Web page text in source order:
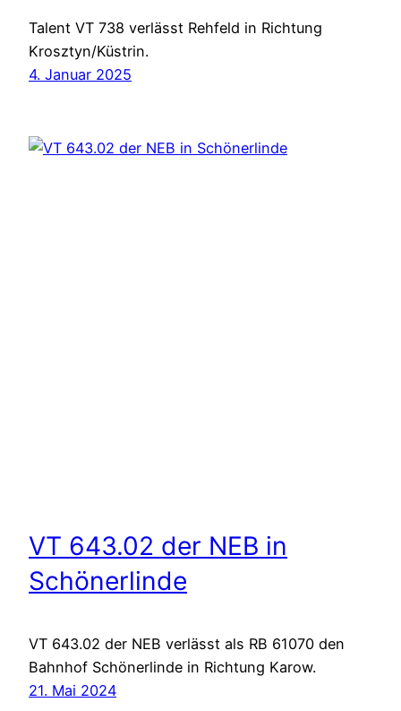
Talent VT 738 verlässt Rehfeld in Richtung
Krosztyn/Küstrin.
4. Januar 2025
VT 643.02 der NEB in
Schönerlinde
VT 643.02 der NEB verlässt als RB 61070 den
Bahnhof Schönerlinde in Richtung Karow.
21. Mai 2024